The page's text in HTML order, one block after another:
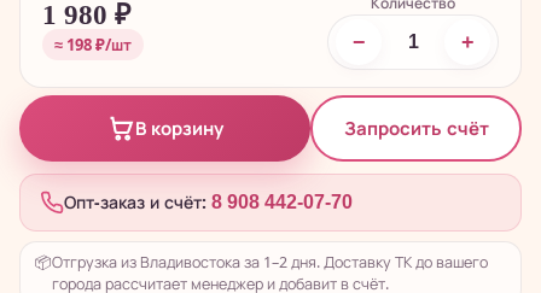
1 980 ₽
≈ 198 ₽/шт − +
В корзину Запросить счёт
Опт-заказ и счёт: 8 908 442-07-70
📦Отгрузка из Владивостока за 1–2 дня. Доставку ТК до вашего
города рассчитает менеджер и добавит в счёт.